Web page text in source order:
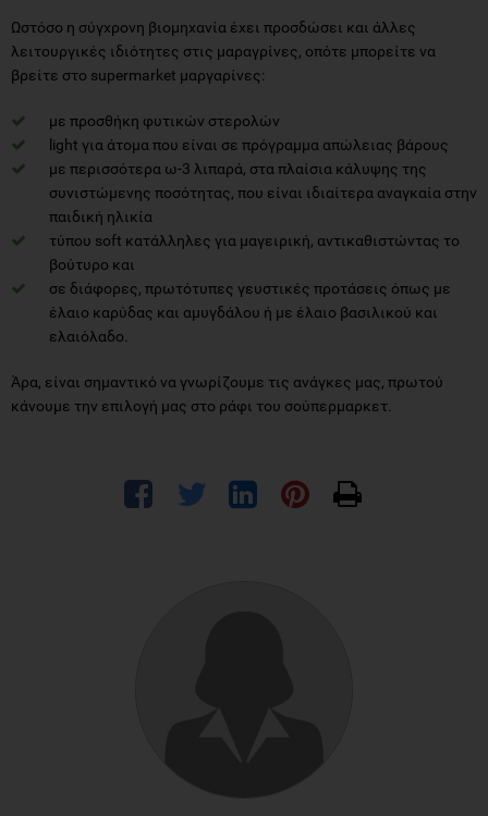
Ωστόσο η σύγχρονη βιομηχανία έχει προσδώσει και άλλες
λειτουργικές ιδιότητες στις μαραγρίνες, οπότε μπορείτε να
βρείτε στο supermarket μαργαρίνες:
με προσθήκη φυτικών στερολών
light για άτομα που είναι σε πρόγραμμα απώλειας βάρους
με περισσότερα ω-3 λιπαρά, στα πλαίσια κάλυψης της
συνιστώμενης ποσότητας, που είναι ιδιαίτερα αναγκαία στην
παιδική ηλικία
τύπου soft κατάλληλες για μαγειρική, αντικαθιστώντας το
βούτυρο και
σε διάφορες, πρωτότυπες γευστικές προτάσεις όπως με
έλαιο καρύδας και αμυγδάλου ή με έλαιο βασιλικού και
ελαιόλαδο.
Άρα, είναι σημαντικό να γνωρίζουμε τις ανάγκες μας, πρωτού
κάνουμε την επιλογή μας στο ράφι του σούπερμαρκετ.